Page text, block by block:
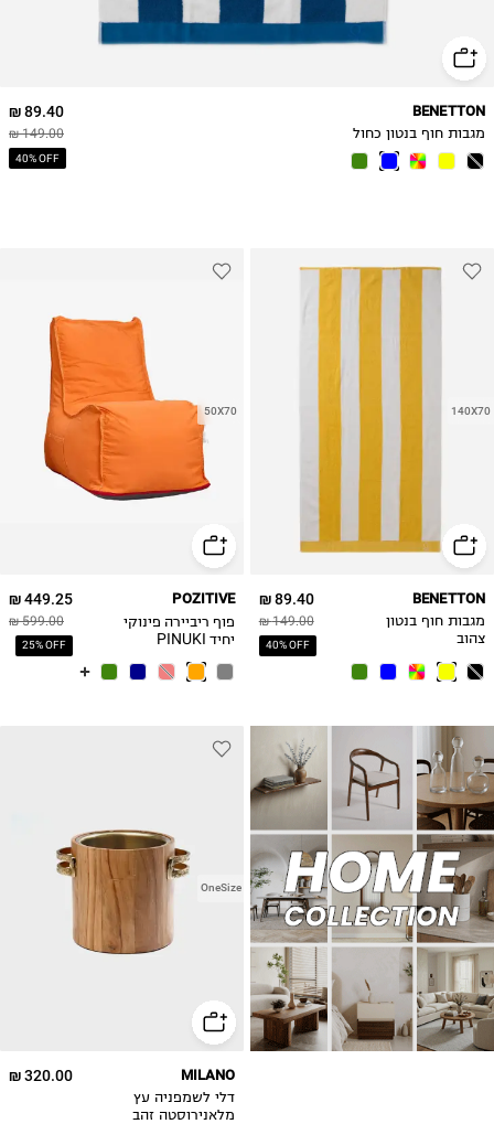
89.40 ₪
149.00 ₪
40% OFF
BENETTON
מגבות חוף בנטון כחול
140X70
89.40 ₪
149.00 ₪
40% OFF
BENETTON
מגבות חוף בנטון
צהוב
50X70
449.25 ₪
599.00 ₪
25% OFF
POZITIVE
פוף ריביירה פינוקי
יחיד PINUKI
OneSize
320.00 ₪ MILANO
דלי לשמפניה עץ
מלאנירוסטה זהב